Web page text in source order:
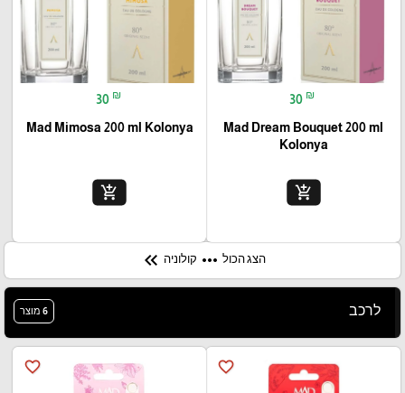
30 ₪
Mad Dream Bouquet 200 ml
Kolonya
add_shopping_cart
30 ₪
Mad Mimosa 200 ml Kolonya
add_shopping_cart
הצג הכול more_horiz קולוניה keyboard_double_arrow_left
לרכב 6 מוצר
favorite_border
favorite_border